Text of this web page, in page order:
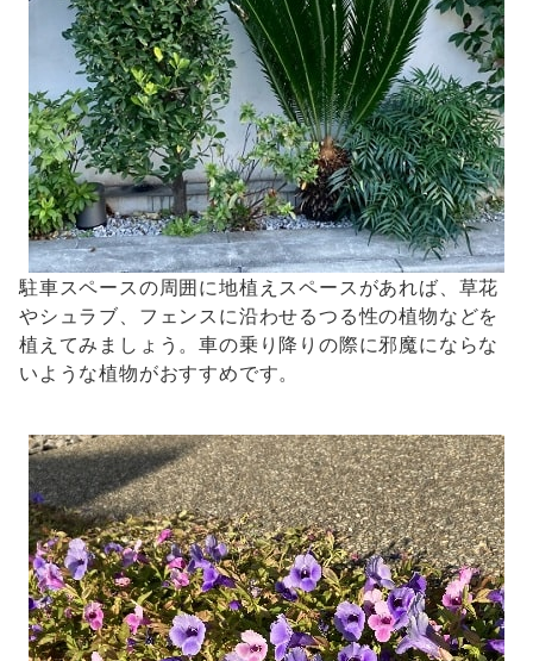
駐車スペースの周囲に地植えスペースがあれば、草花
やシュラブ、フェンスに沿わせるつる性の植物などを
植えてみましょう。車の乗り降りの際に邪魔にならな
いような植物がおすすめです。